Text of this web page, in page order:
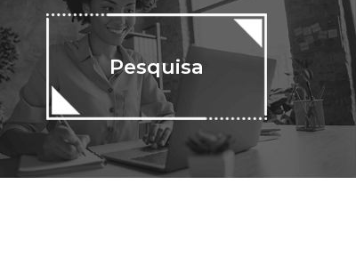
Pesquisa